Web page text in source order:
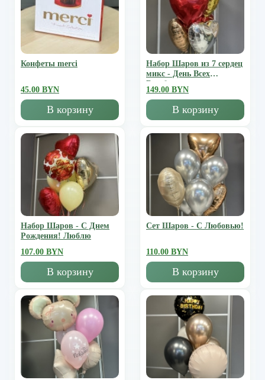
Конфеты merci
45.00 BYN
В корзину
Набор Шаров из 7 сердец
микс - День Всех
Влюбленных
149.00 BYN
В корзину
Набор Шаров - С Днем
Рождения! Люблю
107.00 BYN
В корзину
Сет Шаров - С Любовью!
110.00 BYN
В корзину